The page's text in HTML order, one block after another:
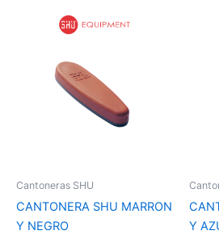
Cantoneras SHU
CANTONERA SHU MARRON
Y NEGRO
Y